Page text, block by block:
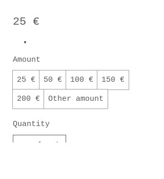
25 €
Amount
25 € 50 € 100 € 150 €
200 € Other amount
Quantity